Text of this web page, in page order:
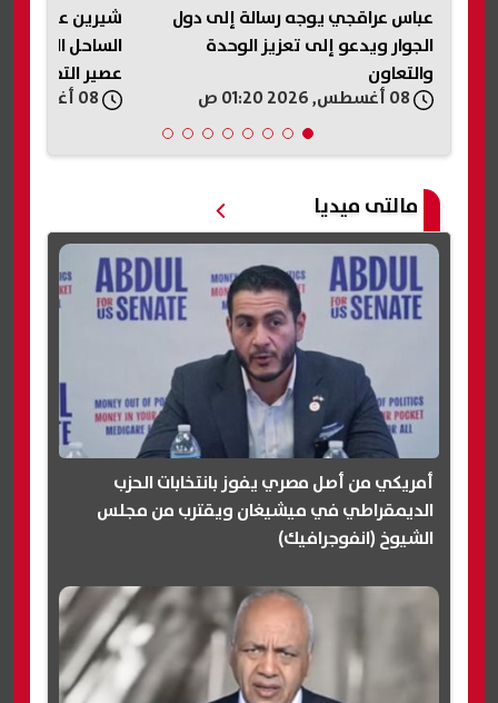
عباس عراقجي يوجه رسالة إلى دول
الجوار ويدعو إلى تعزيز الوحدة
والتعاون
شيرين عبد
الساحل
عصير التفاح
تانية؟»
مالتى ميديا
أمريكي من أصل مصري يفوز بانتخابات الحزب
الديمقراطي في ميشيغان ويقترب من مجلس
الشيوخ (انفوجرافيك)